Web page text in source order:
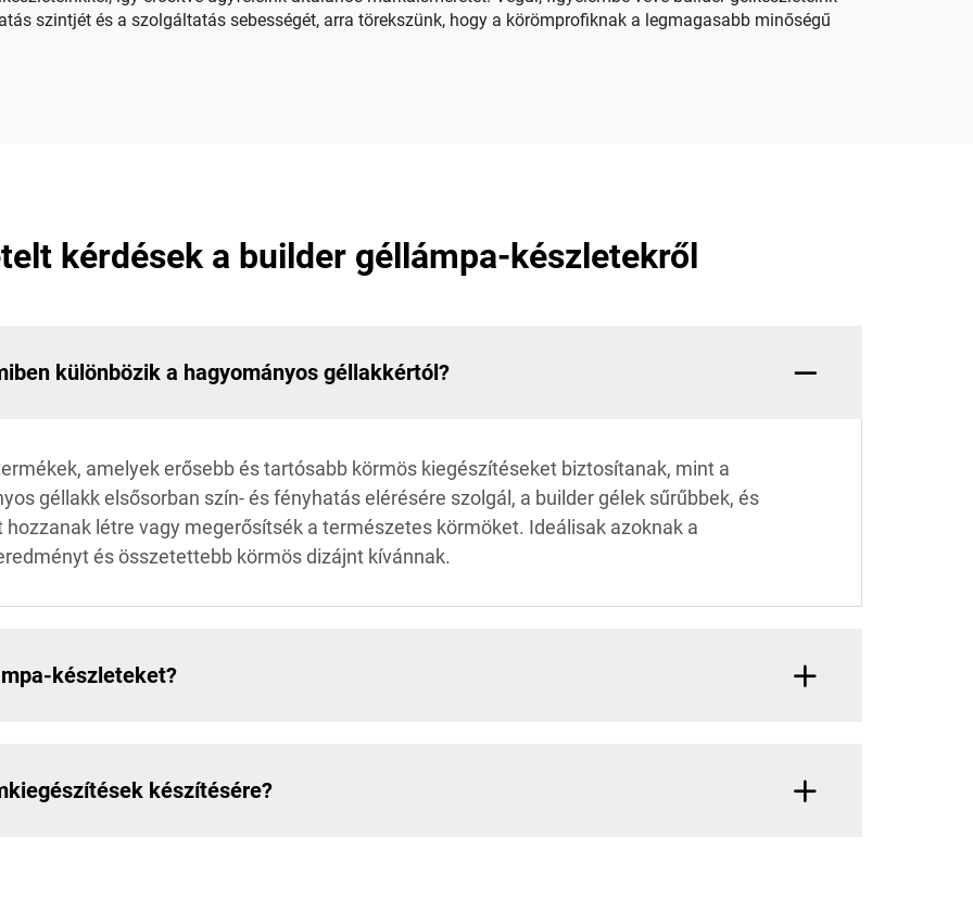
szintjét és a szolgáltatás sebességét, arra törekszünk, hogy a körömprofiknak a legmagasabb minőségű
kérdések a builder géllámpa-készletekről
különbözik a hagyományos géllakkértól?
amelyek erősebb és tartósabb körmös kiegészítéseket biztosítanak, mint a
géllakk elsősorban szín- és fényhatás elérésére szolgál, a builder gélek sűrűbbek, és
létre vagy megerősítsék a természetes körmöket. Ideálisak azoknak a
és összetettebb körmös dizájnt kívánnak.
készleteket?
készítésére?